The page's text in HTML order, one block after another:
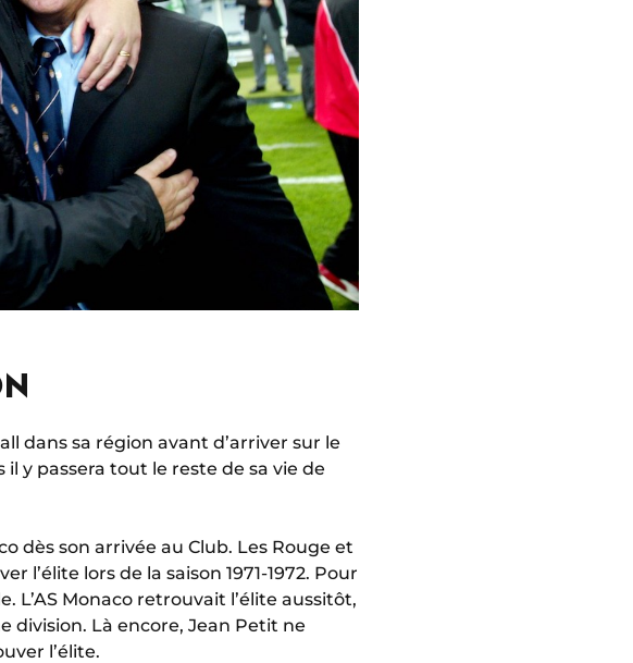
dans sa région avant d’arriver sur le
y passera tout le reste de sa vie de
dès son arrivée au Club. Les Rouge et
l’élite lors de la saison 1971-1972. Pour
L’AS Monaco retrouvait l’élite aussitôt,
division. Là encore, Jean Petit ne
l’élite.